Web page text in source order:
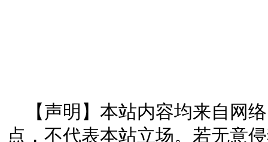
【声明】本站内容均来自网
点，不代表本站立场。若无意